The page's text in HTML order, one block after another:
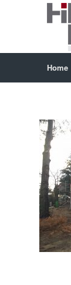
Home